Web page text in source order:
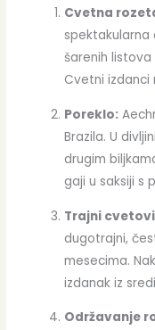
Cvetna
šarenih
Cvetni izdanci
Poreklo:
Brazila. U
drugim
gaji u saksiji s
Trajni
dugotrajni,
mesecima.
izdanak iz
Održavanje